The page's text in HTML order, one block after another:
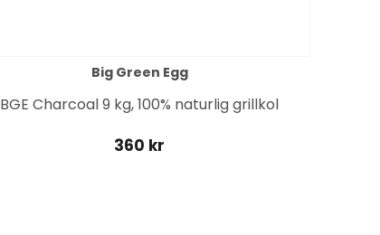
Big Green Egg
BGE Charcoal 9 kg, 100% naturlig grillkol
360 kr